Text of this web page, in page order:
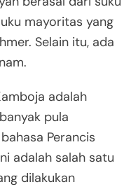
mayoritas yang
Selain itu, ada
adalah
pula
Perancis
adalah salah satu
dilakukan